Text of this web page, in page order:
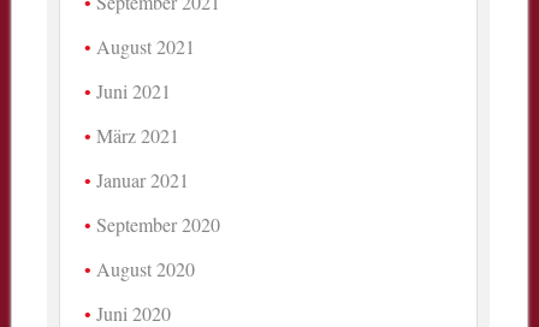
August 2021
Juni 2021
März 2021
Januar 2021
September 2020
August 2020
Juni 2020